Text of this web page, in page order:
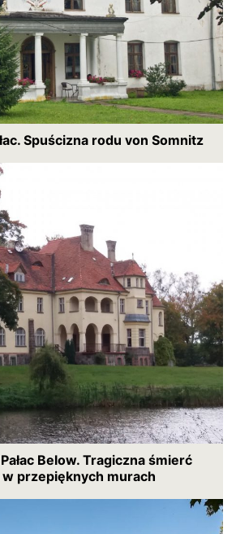
Spuścizna rodu von Somnitz
Below. Tragiczna śmierć
w przepięknych murach